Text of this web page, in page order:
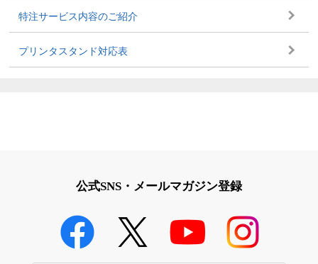
特注サービス内容のご紹介
プリンタスタンド対応表
公式SNS・メールマガジン登録